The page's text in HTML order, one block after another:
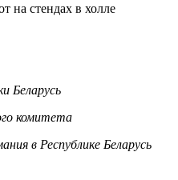
на стендах в холле
Беларусь
комитета
в Республике Беларусь